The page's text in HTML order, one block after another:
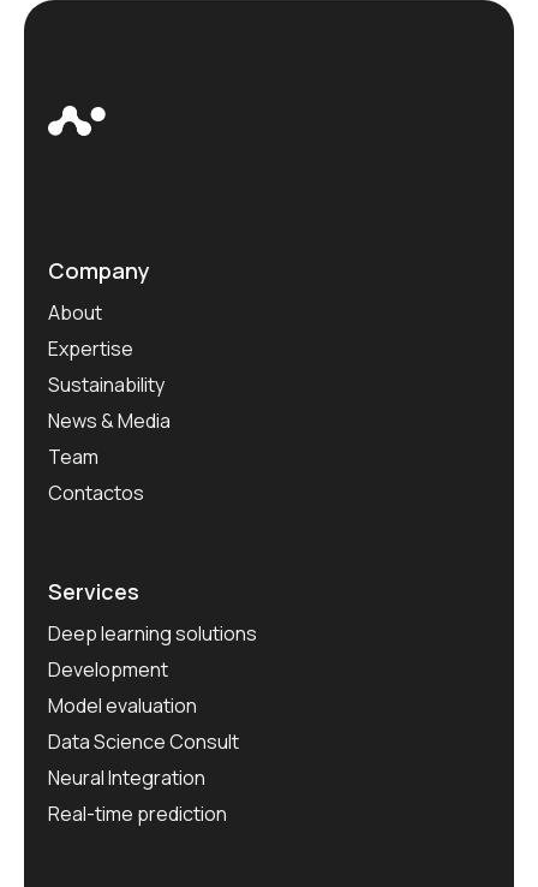
Company
About
Expertise
Sustainability
News & Media
Team
Contactos
Services
Deep learning solutions
Development
Model evaluation
Data Science Consult
Neural Integration
Real-time prediction